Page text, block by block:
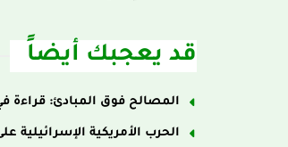
قد يعجبك أيضاً
المصالح فوق المبادئ: قراءة
الحرب الأمريكية الإسرائيلية